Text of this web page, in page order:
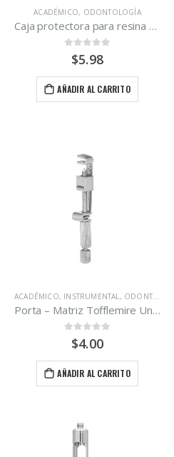
ACADÉMICO, ODONTOLOGÍA
Caja protectora para resina Ámbar.
out of 5
$5.98
AÑADIR AL CARRITO
ACADÉMICO, INSTRUMENTAL , ODONTOLOGÍA
Porta – Matriz Tofflemire Universal.
out of 5
$4.00
AÑADIR AL CARRITO